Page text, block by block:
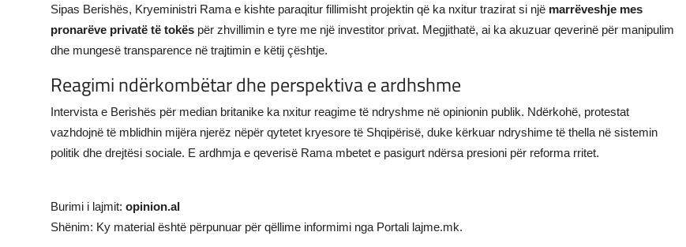
Sipas Berishës, Kryeministri Rama e kishte paraqitur fillimisht projektin që ka nxitur trazirat si një marrëveshje mes
pronarëve privatë të tokës për zhvillimin e tyre me një investitor privat. Megjithatë, ai ka akuzuar qeverinë për manipulim
dhe mungesë transparence në trajtimin e këtij çështje.
Reagimi ndërkombëtar dhe perspektiva e ardhshme
Intervista e Berishës për median britanike ka nxitur reagime të ndryshme në opinionin publik. Ndërkohë, protestat
vazhdojnë të mblidhin mijëra njerëz nëpër qytetet kryesore të Shqipërisë, duke kërkuar ndryshime të thella në sistemin
politik dhe drejtësi sociale. E ardhmja e qeverisë Rama mbetet e pasigurt ndërsa presioni për reforma rritet.
Burimi i lajmit: opinion.al
Shënim: Ky material është përpunuar për qëllime informimi nga Portali lajme.mk.